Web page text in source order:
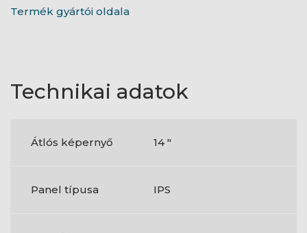
Termék gyártói oldala
Technikai adatok
Átlós képernyő 14 "
Panel típusa IPS